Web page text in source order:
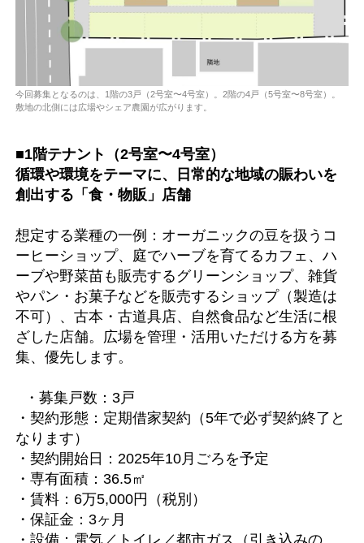
今回募集となるのは、1階の3戸（2号室〜4号室）。2階の4戸（5号室〜8号室）。
敷地の北側には広場やシェア農園が広がります。
■1階テナント（2号室〜4号室）
循環や環境をテーマに、日常的な地域の賑わいを
創出する「食・物販」店舗
想定する業種の一例：オーガニックの豆を扱うコ
ーヒーショップ、庭でハーブを育てるカフェ、ハ
ーブや野菜苗も販売するグリーンショップ、雑貨
やパン・お菓子などを販売するショップ（製造は
不可）、古本・古道具店、自然食品など生活に根
ざした店舗。広場を管理・活用いただける方を募
集、優先します。
・募集戸数：3戸
・契約形態：定期借家契約（5年で必ず契約終了と
なります）
・契約開始日：2025年10月ごろを予定
・専有面積：36.5㎡
・賃料：6万5,000円（税別）
・保証金：3ヶ月
・設備：電気／トイレ／都市ガス（引き込みの